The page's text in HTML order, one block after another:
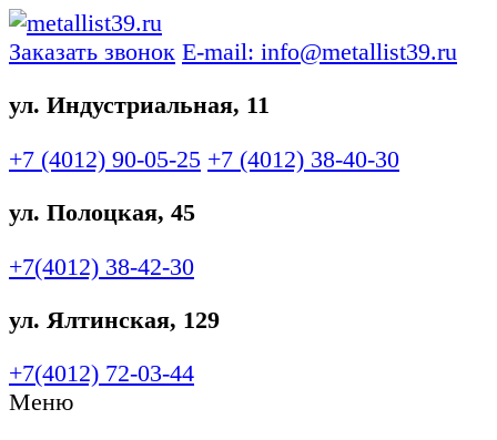
Заказать звонок E-mail: info@metallist39.ru
ул. Индустриальная, 11
+7 (4012) 90-05-25 +7 (4012) 38-40-30
ул. Полоцкая, 45
+7(4012) 38-42-30
ул. Ялтинская, 129
+7(4012) 72-03-44
Меню